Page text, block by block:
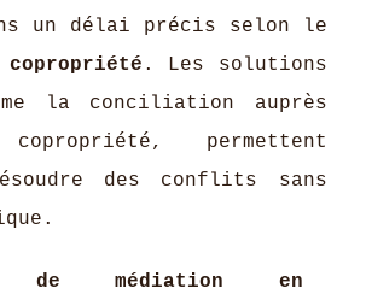
un délai précis selon le
. Les solutions
la conciliation auprès
permettent
des conflits sans
de médiation en